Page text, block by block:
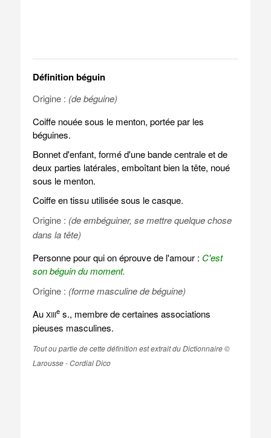
Définition béguin
Origine : (de béguine)
Coiffe nouée sous le menton, portée par les
béguines.
Bonnet d'enfant, formé d'une bande centrale et de
deux parties latérales, emboîtant bien la tête, noué
sous le menton.
Coiffe en tissu utilisée sous le casque.
Origine : (de embéguiner, se mettre quelque chose
dans la tête)
Personne pour qui on éprouve de l'amour : C'est
son béguin du moment.
Origine : (forme masculine de béguine)
Au XIIIes., membre de certaines associations
pieuses masculines.
Tout ou partie de cette définition est extrait du Dictionnaire ©
Larousse - Cordial Dico